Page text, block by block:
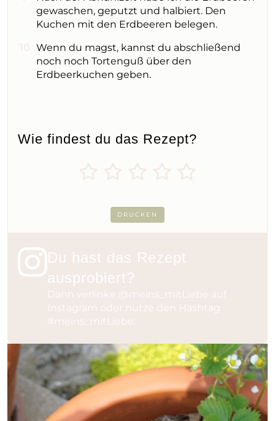
gewaschen, geputzt und halbiert. Den
Kuchen mit den Erdbeeren belegen.
Wenn du magst, kannst du abschließend
noch noch Tortenguß über den
Erdbeerkuchen geben.
Wie findest du das Rezept?
DRUCKEN
Du hast das Rezept
ausprobiert?
Dann verlinke @meins_mitLiebe auf
Instagram oder nutze den Hashtag
#meins_mitLiebe.